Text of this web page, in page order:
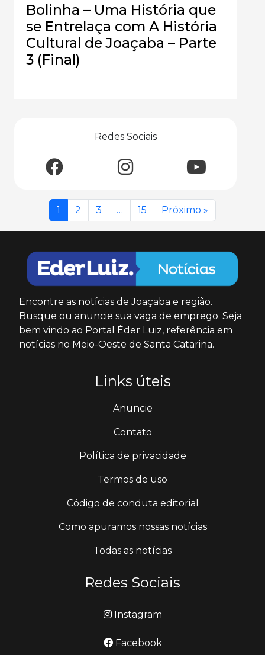
Bolinha – Uma História que
se Entrelaça com A História
Cultural de Joaçaba – Parte
3 (Final)
Redes Sociais
1 2 3 … 15 Próximo »
Encontre as notícias de Joaçaba e região.
Busque ou anuncie sua vaga de emprego. Seja
bem vindo ao Portal Éder Luiz, referência em
notícias no Meio-Oeste de Santa Catarina.
Links úteis
Anuncie
Contato
Política de privacidade
Termos de uso
Código de conduta editorial
Como apuramos nossas notícias
Todas as notícias
Redes Sociais
Instagram
Facebook